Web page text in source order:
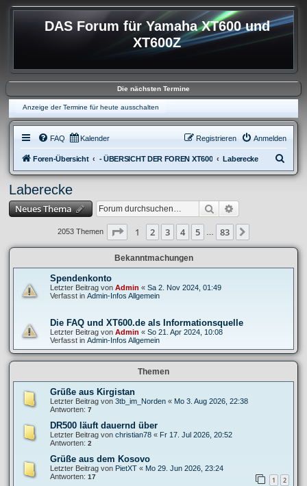
DAS Forum für Yamaha XT600 und
XT600Z
Die nächsten Termine
Anzeige der Termine für heute ausschalten
FAQ Kalender Anmelden
Registrieren
Foren-Übersicht - ÜBERSICHT DER FOREN XT600 Laberecke
u
Laberecke
Neues Thema Suche
2053 Themen Seite 1von 83
1 2 3 4 5 83
Bekanntmachungen
Spendenkonto
Letzter Beitrag von Admin « Sa 2. Nov 2024, 01:49
Verfasst in Admin-Infos Allgemein
Die FAQ und XT600.de als Informationsquelle
Letzter Beitrag von Admin « So 21. Apr 2024, 10:08
Verfasst in Admin-Infos Allgemein
Themen
Grüße aus Kirgistan
Letzter Beitrag von 3tb_im_Norden « Mo 3. Aug 2026, 22:38
Antworten: 7
DR500 läuft dauernd über
Letzter Beitrag von christian78 « Fr 17. Jul 2026, 20:52
Antworten: 2
Grüße aus dem Kosovo
Letzter Beitrag von PietXT « Mo 29. Jun 2026, 23:24
Antworten: 17 1 2